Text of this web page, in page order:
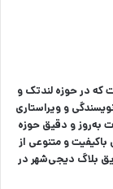
که در حوزه لندتک و
و ویراستاری
به‌روز و دقیق حوزه
باکیفیت و متنوعی از
بلاگ دیجی‌شهر در